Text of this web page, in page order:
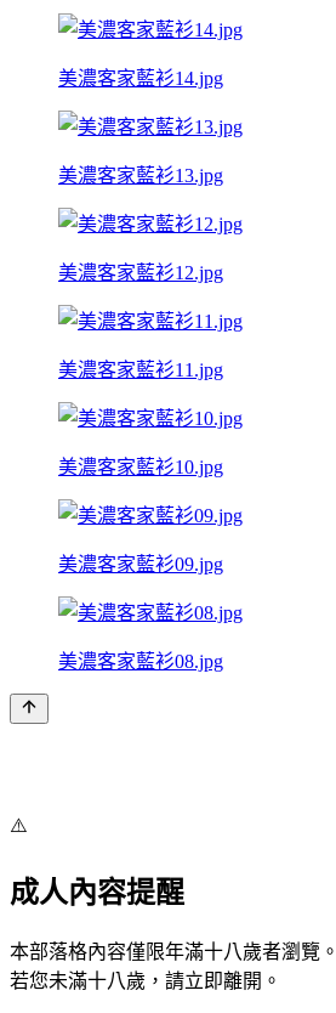
美濃客家藍衫14.jpg
美濃客家藍衫13.jpg
美濃客家藍衫12.jpg
美濃客家藍衫11.jpg
美濃客家藍衫10.jpg
美濃客家藍衫09.jpg
美濃客家藍衫08.jpg
⚠️
成人內容提醒
本部落格內容僅限年滿十八歲者瀏覽。
若您未滿十八歲，請立即離開。